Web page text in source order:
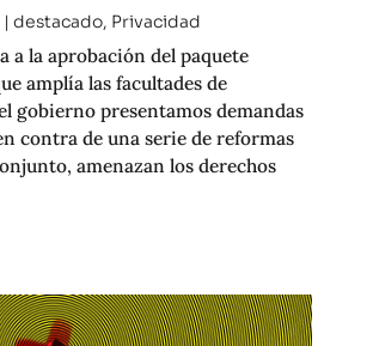
| destacado, Privacidad
a la aprobación del paquete
amplía las facultades de
gobierno presentamos demandas
contra de una serie de reformas
amenazan los derechos